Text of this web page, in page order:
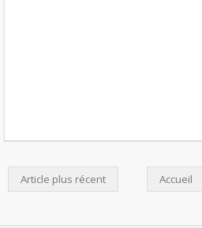
Article plus récent Accueil